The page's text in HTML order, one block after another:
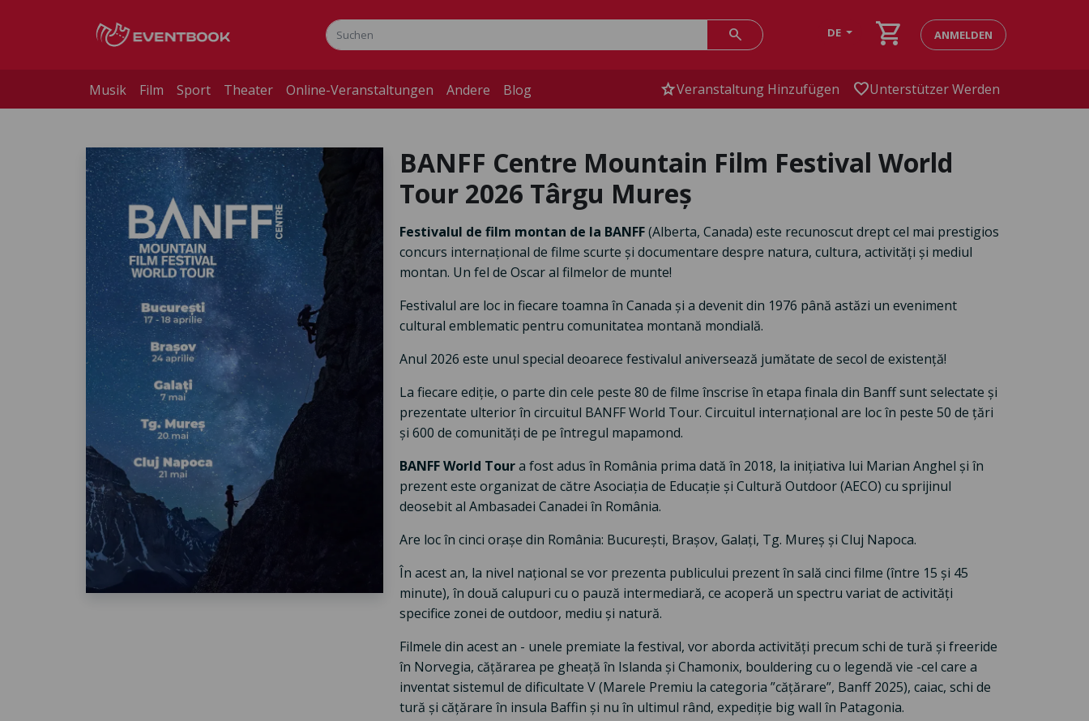
search DE shopping_cart ANMELDEN
Musik Film Sport Theater Online-Veranstaltungen Andere Blog starVeranstaltung Hinzufügen favoriteUnterstützer Werden
BANFF Centre Mountain Film Festival World
Tour 2026 Târgu Mureș
Festivalul de film montan de la BANFF(Alberta, Canada) este recunoscut drept cel mai prestigios
concurs internațional de filme scurte și documentare despre natura, cultura, activități și mediul
montan. Un fel de Oscar al filmelor de munte!
Festivalul are loc in fiecare toamna în Canada și a devenit din 1976 până astăzi un eveniment
cultural emblematic pentru comunitatea montană mondială.
Anul 2026 este unul special deoarece festivalul aniversează jumătate de secol de existență!
La fiecare ediție, o parte din cele peste 80 de filme înscrise în etapa finala din Banff sunt selectate și
prezentate ulterior în circuitul BANFF World Tour. Circuitul internațional are loc în peste 50 de țări
și 600 de comunități de pe întregul mapamond.
BANFF World Toura fost adus în România prima dată în 2018, la inițiativa lui Marian Anghel și în
prezent este organizat de către Asociația de Educație și Cultură Outdoor (AECO) cu sprijinul
deosebit al Ambasadei Canadei în România.
Are loc în cinci orașe din România: București, Brașov, Galați, Tg. Mureș și Cluj Napoca.
În acest an, la nivel național se vor prezenta publicului prezent în sală cinci filme (între 15 și 45
minute), în două calupuri cu o pauză intermediară, ce acoperă un spectru variat de activități
specifice zonei de outdoor, mediu și natură.
Filmele din acest an - unele premiate la festival, vor aborda activități precum schi de tură și freeride
în Norvegia, cățărarea pe gheață în Islanda și Chamonix, bouldering cu o legendă vie -cel care a
inventat sistemul de dificultate V (Marele Premiu la categoria ”cățărare”, Banff 2025), caiac, schi de
tură și cățărare în insula Baffin și nu în ultimul rând, expediție big wall în Patagonia.